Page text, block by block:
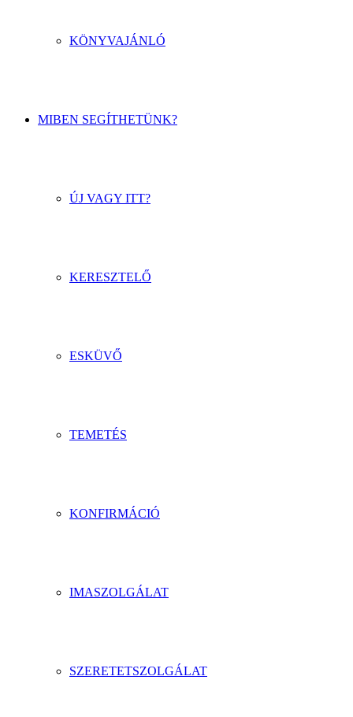
KÖNYVAJÁNLÓ
MIBEN SEGÍTHETÜNK?
ÚJ VAGY ITT?
KERESZTELŐ
ESKÜVŐ
TEMETÉS
KONFIRMÁCIÓ
IMASZOLGÁLAT
SZERETETSZOLGÁLAT